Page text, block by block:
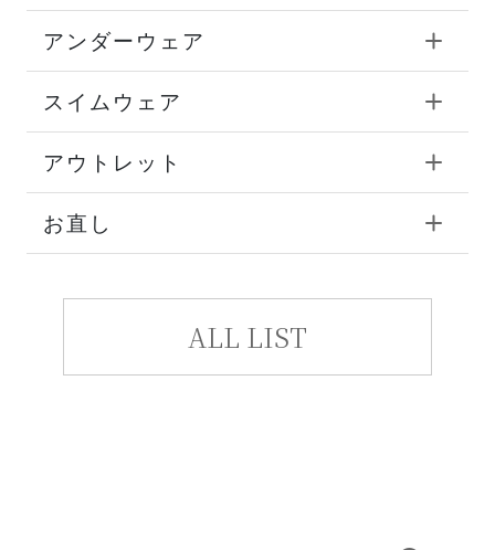
アンダーウェア
スイムウェア
アウトレット
お直し
ALL LIST